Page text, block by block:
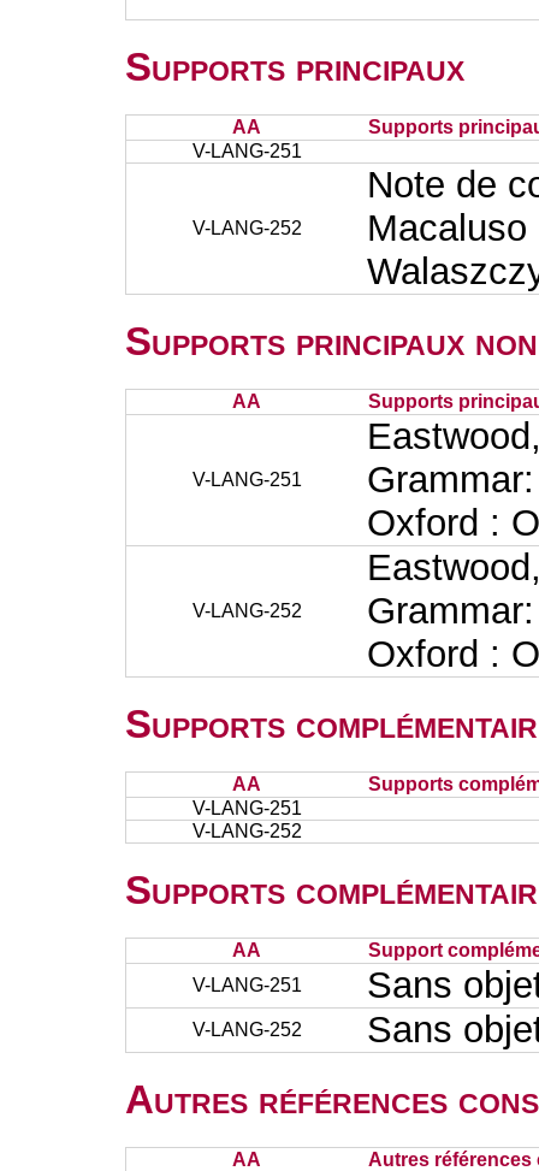
Supports principaux
AA
Supports
V-LANG-251
V-LANG-252
Note de
Supports principaux
AA Supports
V-LANG-251
Oxford :
V-LANG-252
Oxford :
Supports
AA
Supports
V-LANG-251
V-LANG-252
Supports
AA
Support
V-LANG-251
Sans
V-LANG-252 Sans
Autres références
AA Autres références